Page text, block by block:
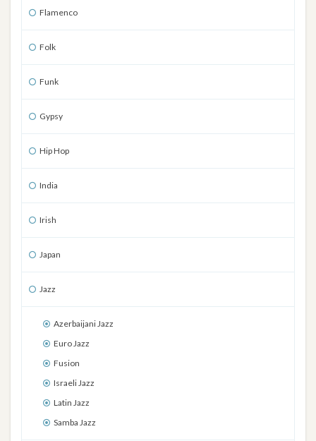
Flamenco
Folk
Funk
Gypsy
Hip Hop
India
Irish
Japan
Jazz
Azerbaijani Jazz
Euro Jazz
Fusion
Israeli Jazz
Latin Jazz
Samba Jazz